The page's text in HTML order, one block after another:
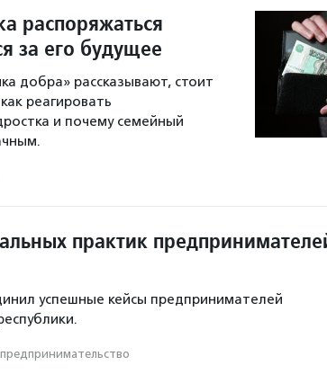
распоряжаться
за его будущее
добра» рассказывают, стоит
реагировать
и почему семейный
практик
успешные кейсы предпринимателей